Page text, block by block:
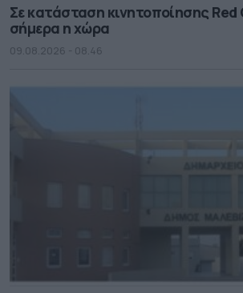
Σε κατάσταση κινητοποίησης Red
σήμερα η χώρα
09.08.2026 - 08.46